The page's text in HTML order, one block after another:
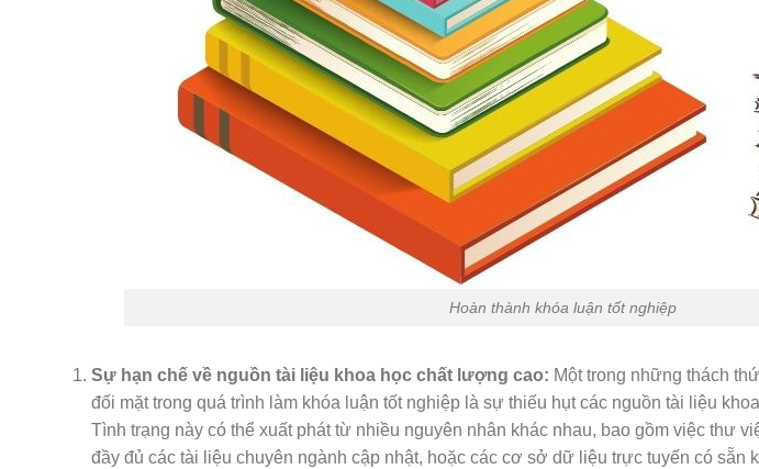
Hoàn thành khóa luận tốt nghiệp
Sự hạn chế về nguồn tài liệu khoa học chất lượng cao: Một trong những thách
đối mặt trong quá trình làm khóa luận tốt nghiệp là sự thiếu hụt các nguồn tài liệu
Tình trạng này có thể xuất phát từ nhiều nguyên nhân khác nhau, bao gồm việc thư
đầy đủ các tài liệu chuyên ngành cập nhật, hoặc các cơ sở dữ liệu trực tuyến có sẵn